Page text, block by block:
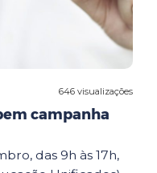
646 visualizações
campanha
das 9h às 17h,